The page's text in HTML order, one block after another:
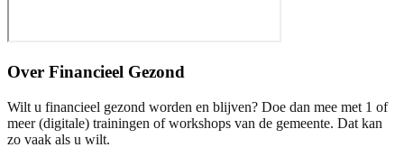
Over Financieel Gezond
Wilt u financieel gezond worden en blijven? Doe dan mee met 1 of
meer (digitale) trainingen of workshops van de gemeente. Dat kan
zo vaak als u wilt.